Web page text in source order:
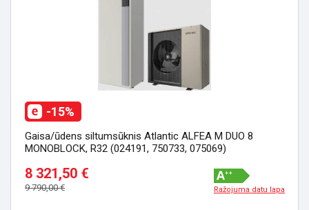
Gaisa/ūdens siltumsūknis Atlantic ALFEA M DUO 8
MONOBLOCK, R32 (024191, 750733, 075069)
8 321,50 €
9 790,00 €
-15%
Ražojuma datu lapa